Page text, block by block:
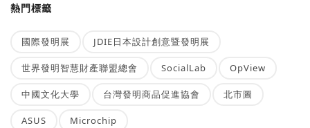
熱門標籤
國際發明展 JDIE日本設計創意暨發明展
世界發明智慧財產聯盟總會 SocialLab OpView
中國文化大學 台灣發明商品促進協會 北市圖
ASUS Microchip